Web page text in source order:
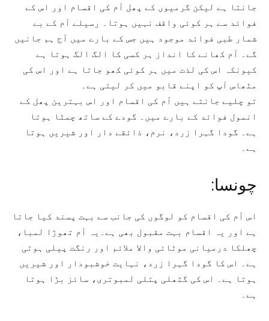
جانتا ہے لیکن گرمیوں کے پھل آم کی اقسام اور اس کے
فوائد سے ہر کوئی واقف نہیں ہوتا۔ رسیلے آم کے بے
شمار طبی فوائد موجود ہیں جس کے بارے میں آج ہم جانیں
گے۔ آم کھانے کا انداز ہر کسی کا الگ الگ ہوتا ہے
کیونکہ اس کی لذت میں ہر کوئی کھو جاتا ہے اور اس کی
مٹھاس آپ کو اپنے قابو میں کر لیتی ہے۔
تو چلیے جانتے ہیں آم کی اقسام اور اس بہترین پھل کے
انمول فوائد کے بارے میں۔ گودے کے ساتھ چمٹا ہوتا
ہے۔ گودا گہرا زرد، نرم، ذائقے دار اور شیریں ہوتا
ہے۔
چونسا:
اس آم کی اقسام کو لوگوں کی جانب سے بہت پسند کیا جاتا
ہے اور یہ اقسام بہت مقبول بھی ہے۔یہ آم تھوڑا لمبا،
چھلکا درمیانی موٹائی والا ملائم اور رنگت پیلی ہوتی
ہے۔ اس کا گودا گہرا زرد، نہایت خوشبودار اور شیریں
ہوتا ہے۔ اس کی گٹھلی پتلی لمبوتری، سائز بڑا ہوتا
ہے۔